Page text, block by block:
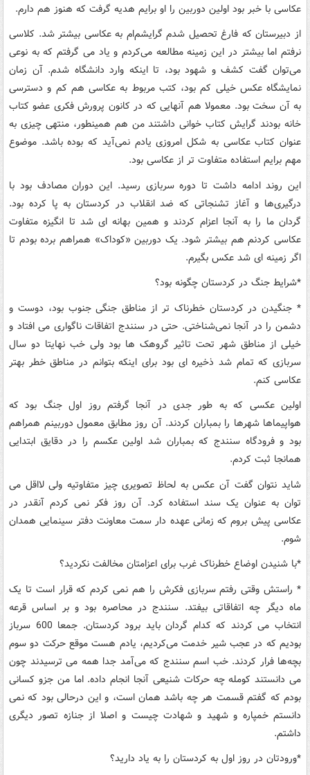
عکاسی با خبر بود اولین دوربین را او برایم هدیه گرفت که هنوز هم دارم.
از دبیرستان که فارغ تحصیل شدم گرایشم‌ام به عکاسی بیشتر شد. کلاسی
نرفتم اما بیشتر در این زمینه مطالعه می‌کردم و یاد می گرفتم که به نوعی
می‌توان گفت کشف و شهود بود، تا اینکه وارد دانشگاه شدم. آن زمان
نمایشگاه عکس خیلی کم بود، کتب مربوط به عکاسی هم کم و دسترسی
به آن سخت بود. معمولا هم آنهایی که در کانون پرورش فکری عضو کتاب
خانه بودند گرایش کتاب خوانی داشتند من هم همینطور، منتهی چیزی به
عنوان کتاب عکاسی به شکل امروزی یادم نمی‌آید که بوده باشد. موضوع
مهم برایم استفاده متفاوت تر از عکاسی بود.
این روند ادامه داشت تا دوره سربازی رسید. این دوران مصادف بود با
درگیری‌ها و آغاز تشنجاتی که ضد انقلاب در کردستان به پا کرده بود.
گردان ما را به آنجا اعزام کردند و همین بهانه ای شد تا انگیزه متفاوت
عکاسی کردنم هم بیشتر شود. یک دوربین «کوداک» همراهم برده بودم تا
اگر زمینه ای شد عکس بگیرم.
*شرایط جنگ در کردستان چگونه بود؟
* جنگیدن در کردستان خطرناک تر از مناطق جنگی جنوب بود، دوست و
دشمن را در آنجا نمی‌شناختی. حتی در سنندج اتفاقات ناگواری می افتاد و
خیلی از مناطق شهر تحت تاثیر گروهک ها بود ولی خب نهایتا دو سال
سربازی که تمام شد ذخیره ای بود برای اینکه بتوانم در مناطق خطر بهتر
عکاسی کنم.
اولین عکسی که به طور جدی در آنجا گرفتم روز اول جنگ بود که
هواپیماها شهرها را بمباران کردند. آن روز مطابق معمول دوربینم همراهم
بود و فرودگاه سنندج که بمباران شد اولین عکسم را در دقایق ابتدایی
همانجا ثبت کردم.
شاید نتوان گفت آن عکس به لحاظ تصویری چیز متفاوتیه ولی لااقل می
توان به عنوان یک سند استفاده کرد. آن روز فکر نمی کردم آنقدر در
عکاسی پیش بروم که زمانی عهده دار سمت معاونت دفتر سینمایی همدان
شوم.
*با شنیدن اوضاع خطرناک غرب برای اعزامتان مخالفت نکردید؟
* راستش وقتی رفتم سربازی فکرش را هم نمی کردم که قرار است تا یک
ماه دیگر چه اتفاقاتی بیفتد. سنندج در محاصره بود و بر اساس قرعه
انتخاب می کردند که کدام گردان باید برود کردستان. جمعا 600 سرباز
بودیم که در عجب شیر خدمت می‌کردیم، یادم هست موقع حرکت دو سوم
بچه‌ها فرار کردند. خب اسم سنندج که می‌آمد جدا همه می ترسیدند چون
می دانستند کومله چه حرکات شنیعی آنجا انجام داده. اما من جزو کسانی
بودم که گفتم قسمت هر چه باشد همان است، و این درحالی بود که نمی
دانستم خمپاره و شهید و شهادت چیست و اصلا از جنازه تصور دیگری
داشتم.
*ورودتان در روز اول به کردستان را به یاد دارید؟